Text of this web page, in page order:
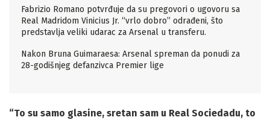
Fabrizio Romano potvrđuje da su pregovori o ugovoru sa
Real Madridom Vinicius Jr. “vrlo dobro” odrađeni, što
predstavlja veliki udarac za Arsenal u transferu.
Nakon Bruna Guimaraesa: Arsenal spreman da ponudi za
28-godišnjeg defanzivca Premier lige
“To su samo glasine, sretan sam u Real Sociedadu, to